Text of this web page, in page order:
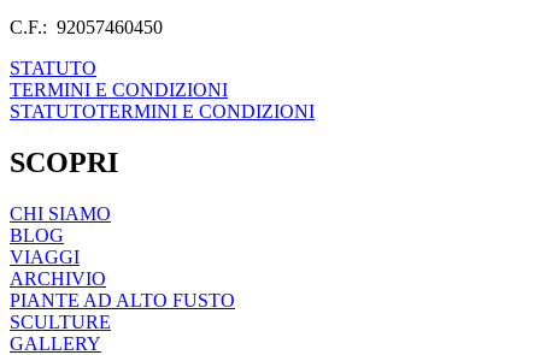
C.F.: 92057460450
STATUTO
TERMINI E CONDIZIONI
STATUTOTERMINI E CONDIZIONI
SCOPRI
CHI SIAMO
BLOG
VIAGGI
ARCHIVIO
PIANTE AD ALTO FUSTO
SCULTURE
GALLERY